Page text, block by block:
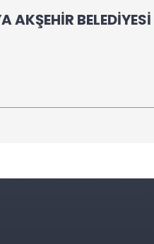
AKŞEHİR BELEDİYESİ